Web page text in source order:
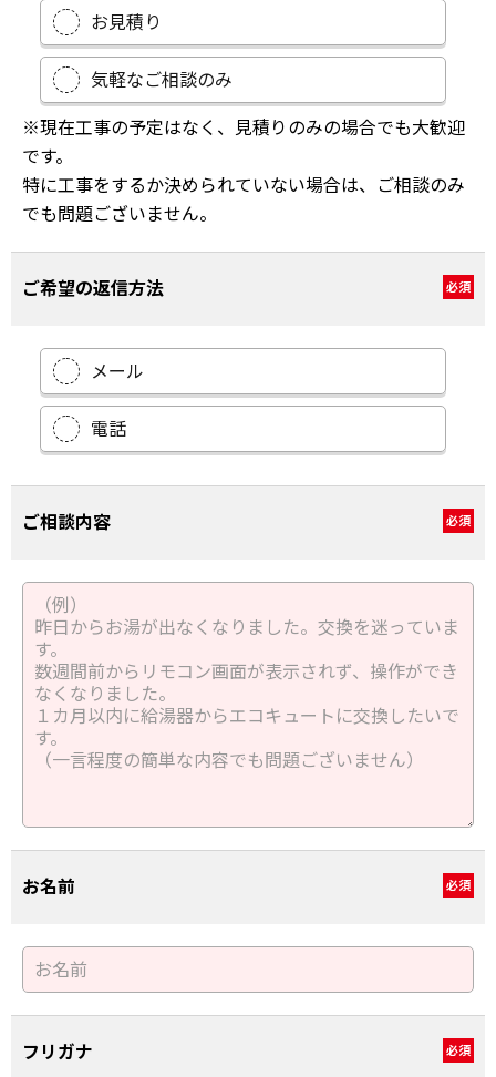
お見積り
気軽なご相談のみ
※現在工事の予定はなく、見積りのみの場合でも大歓迎
です。
特に工事をするか決められていない場合は、ご相談のみ
でも問題ございません。
ご希望の返信方法 必須
メール
電話
ご相談内容 必須
お名前 必須
フリガナ 必須